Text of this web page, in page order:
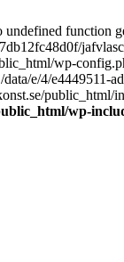
function
wp-
e/4/
wp-